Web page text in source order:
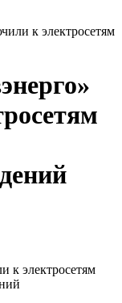
к электросетям